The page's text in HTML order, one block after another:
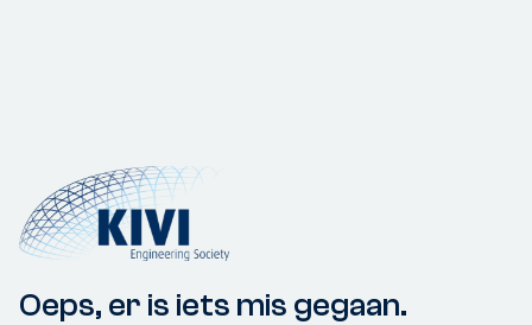
Oeps, er is iets mis gegaan.